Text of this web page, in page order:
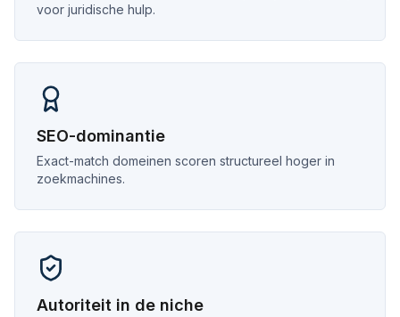
voor juridische hulp.
SEO-dominantie
Exact-match domeinen scoren structureel hoger in
zoekmachines.
Autoriteit in de niche